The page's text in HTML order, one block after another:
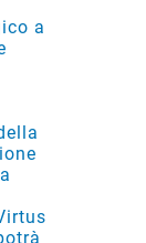
a